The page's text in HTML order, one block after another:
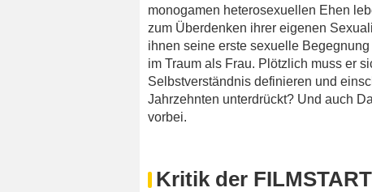
monogamen heterosexuellen Ehen
zum Überdenken ihrer eigenen
ihnen seine erste sexuelle
im Traum als Frau. Plötzlich muss er
Selbstverständnis definieren und
Jahrzehnten unterdrückt? Und auch
vorbei.
Kritik der